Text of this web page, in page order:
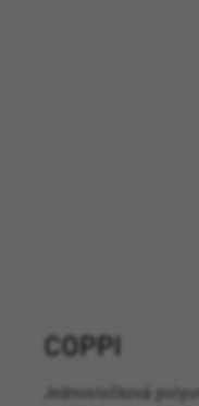
COPPI
Jednosložková